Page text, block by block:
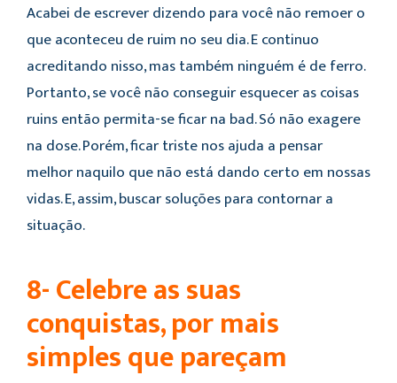
Acabei de escrever dizendo para você não remoer o
que aconteceu de ruim no seu dia. E continuo
acreditando nisso, mas também ninguém é de ferro.
Portanto, se você não conseguir esquecer as coisas
ruins então permita-se ficar na bad. Só não exagere
na dose. Porém, ficar triste nos ajuda a pensar
melhor naquilo que não está dando certo em nossas
vidas. E, assim, buscar soluções para contornar a
situação.
8- Celebre as suas
conquistas, por mais
simples que pareçam